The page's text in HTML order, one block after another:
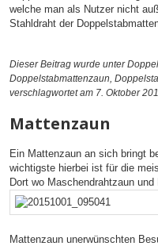
welche man als Nutzer nicht
Stahldraht der
Dieser Beitrag wurde unter
Doppelstabmattenzaun,
verschlagwortet am 7. Oktober
Mattenzaun
Ein Mattenzaun an sich bringt
wichtigste hierbei ist für die
Dort wo Maschendrahtzaun und
Mattenzaun unerwünschten